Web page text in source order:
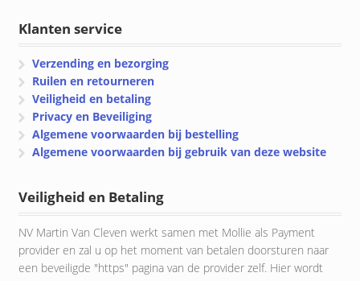
Klanten service
Verzending en bezorging
Ruilen en retourneren
Veiligheid en betaling
Privacy en Beveiliging
Algemene voorwaarden bij bestelling
Algemene voorwaarden bij gebruik van deze website
Veiligheid en Betaling
NV Martin Van Cleven werkt samen met Mollie als Payment
provider en zal u op het moment van betalen doorsturen naar
een beveiligde "https" pagina van de provider zelf. Hier wordt